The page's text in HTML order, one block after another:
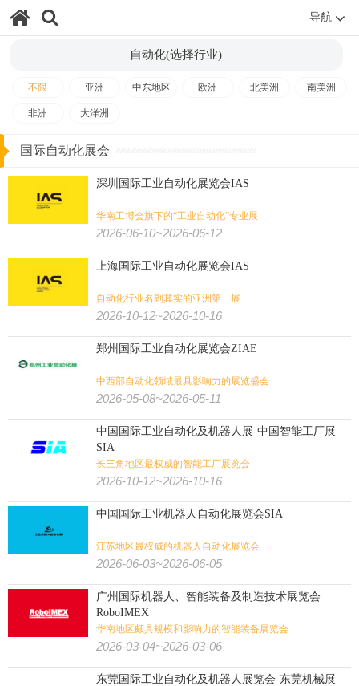
导航
自动化(选择行业)
不限 亚洲 中东地区 欧洲 北美洲 南美洲
非洲 大洋洲
国际自动化展会
深圳国际工业自动化展览会IAS
华南工博会旗下的“工业自动化”专业展
2026-06-10~2026-06-12
上海国际工业自动化展览会IAS
自动化行业名副其实的亚洲第一展
2026-10-12~2026-10-16
郑州国际工业自动化展览会ZIAE
中西部自动化领域最具影响力的展览盛会
2026-05-08~2026-05-11
中国国际工业自动化及机器人展-中国智能工厂展
SIA
长三角地区最权威的智能工厂展览会
2026-10-12~2026-10-16
中国国际工业机器人自动化展览会SIA
江苏地区最权威的机器人自动化展览会
2026-06-03~2026-06-05
广州国际机器人、智能装备及制造技术展览会
RoboIMEX
华南地区颇具规模和影响力的智能装备展览会
2026-03-04~2026-03-06
东莞国际工业自动化及机器人展览会-东莞机械展